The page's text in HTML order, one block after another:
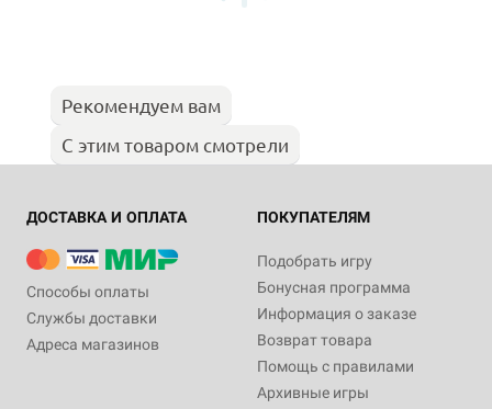
Рекомендуем вам
С этим товаром смотрели
ДОСТАВКА И ОПЛАТА
Способы оплаты
Службы доставки
Адреса магазинов
ПОКУПАТЕЛЯМ
Подобрать игру
Бонусная программа
Информация о заказе
Возврат товара
Помощь с правилами
Архивные игры